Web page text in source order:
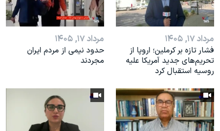
مرداد ۱۷, ۱۴۰۵
فشار تازه بر کرملین؛ اروپا از
تحریم‌های جدید آمریکا علیه
روسیه استقبال کرد
مرداد ۱۷, ۱۴۰۵
حدود نیمی از مردم ایران
مجردند